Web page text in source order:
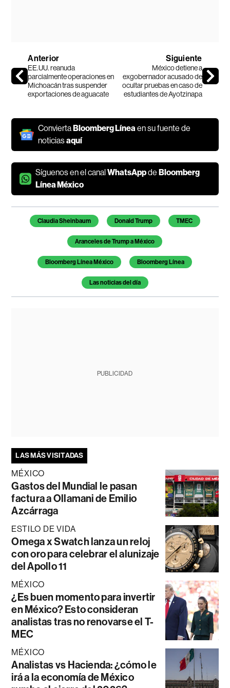
Anterior
EE.UU. reanuda
parcialmente operaciones en
Michoacán tras suspender
exportaciones de aguacate
Siguiente
México detiene a
exgobernador acusado de
ocultar pruebas en caso de
estudiantes de Ayotzinapa
ConviertaBloomberg Líneaen su fuente de
noticiasaquí
Síguenos en el canalWhatsAppdeBloomberg
Línea México
Temas de este artículo
Claudia Sheinbaum Donald Trump TMEC
Aranceles de Trump a México
Bloomberg Línea México Bloomberg Línea
Las noticias del día
PUBLICIDAD
LAS MÁS VISITADAS
MÉXICO
Gastos del Mundial le pasan
factura a Ollamani de Emilio
Azcárraga
ESTILO DE VIDA
Omega x Swatch lanza un reloj
con oro para celebrar el alunizaje
del Apollo 11
MÉXICO
¿Es buen momento para invertir
en México? Esto consideran
analistas tras no renovarse el T-
MEC
MÉXICO
Analistas vs Hacienda: ¿cómo le
irá a la economía de México